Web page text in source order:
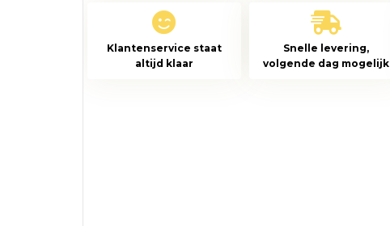
aantalKlantenservice staat
altijd klaar
Snelle levering,
volgende dag mogelijk